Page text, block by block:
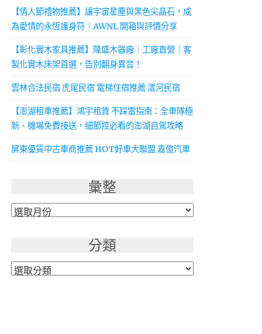
【情人節禮物推薦】讓宇宙星塵與黑色尖晶石，成
為愛情的永恆護身符｜AWNL 開箱與評價分享
【彰化實木家具推薦】隆盛木器廠｜工廠直營｜客
製化實木床架首選，告別翻身異音！
雲林合法民宿 虎尾民宿 電梯住宿推薦 澐河民宿
【澎湖租車推薦】鴻宇租賃 不踩雷指南：全車隊極
新、機場免費接送，細節控必看的澎湖自駕攻略
屏東優質中古車商推薦 HOT好車大聯盟 嘉億汽車
彙整
彙
分類
分